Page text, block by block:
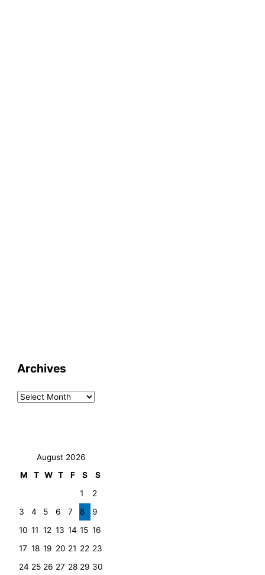
Archives
August 2026
M
T W T F S
S
1
2
3
4 5 6 7 8
9
10 11 12 13 14 15 16
17 18 19 20 21 22 23
24 25 26 27 28 29 30